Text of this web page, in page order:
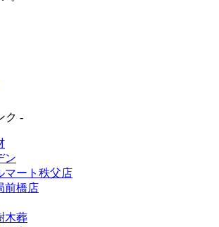
ク -